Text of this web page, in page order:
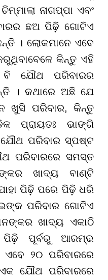
ନାଗପ୍ପା ଏବଂ
ଛଅ ପିଢ଼ି ଗୋଟିଏ
। ଲୋକମାନେ ଏବେ
କିନ୍ତୁ ଏହି
ଯୌଥ ପରିବାରର
। କଥାରେ ଅଛି ଯେ
ଖୁସି ପରିବାର, କିନ୍ତୁ
ପ୍ରାୟତଃ ଭାଙ୍ଗି
ପରିବାର ସ୍ପଷ୍ଟ
ପରିବାରରେ ସମସ୍ତ
ଖାଦ୍ୟ ବାଣ୍ଟି
ପିଢ଼ି ପରେ ପିଢ଼ି ଧରି
ପରିବାର ଗୋଟିଏ
ଖାଦ୍ୟ ଏକାଠି
ପୂର୍ବରୁ ଆରମ୍ଭ
ଏବେ ୨୦ପରିବାରରେ
ଯୌଥ ପରିବାରରେ